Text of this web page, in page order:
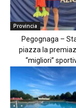
Provincia
Pegognaga –
piazza la
“migliori”